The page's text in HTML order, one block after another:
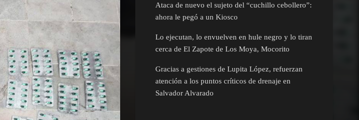
Ataca de nuevo el sujeto del “cuchillo cebollero”:
ahora le pegó a un Kiosco
Lo ejecutan, lo envuelven en hule negro y lo tiran
cerca de El Zapote de Los Moya, Mocorito
Gracias a gestiones de Lupita López, refuerzan
atención a los puntos críticos de drenaje en
Salvador Alvarado